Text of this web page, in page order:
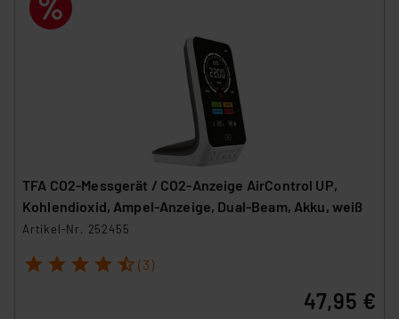
TFA CO2-Messgerät / CO2-Anzeige AirControl UP,
Kohlendioxid, Ampel-Anzeige, Dual-Beam, Akku, weiß
Artikel-Nr. 252455
1 2 3 4 5 (3)
47,95 €